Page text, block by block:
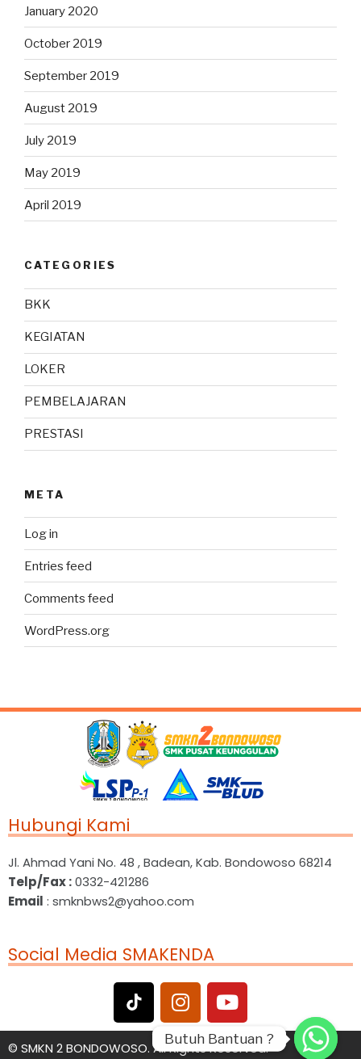
January 2020
October 2019
September 2019
August 2019
July 2019
May 2019
April 2019
CATEGORIES
BKK
KEGIATAN
LOKER
PEMBELAJARAN
PRESTASI
META
Log in
Entries feed
Comments feed
WordPress.org
Hubungi Kami
Jl. Ahmad Yani No. 48 , Badean, Kab. Bondowoso 68214
Telp/Fax :0332-421286
Email : smknbws2@yahoo.com
Social Media SMAKENDA
© SMKN 2 BONDOWOSO. All Rights Reserved.
Butuh Bantuan ?
Butuh Bantuan ?